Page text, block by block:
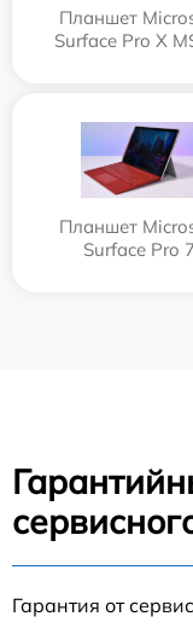
Планшет
Surface Pro X
Планшет
Surface Pro 7
Гарантия от